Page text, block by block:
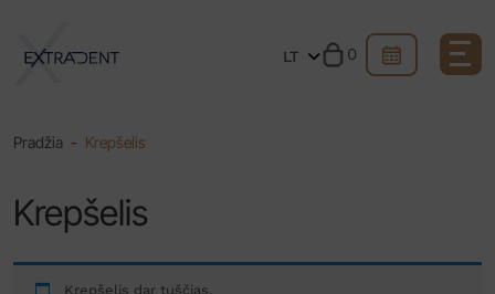
LT 0
Pradžia - Krepšelis
Krepšelis
Krepšelis dar tuščias.